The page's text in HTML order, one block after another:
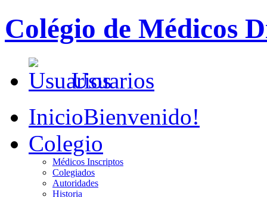
Colégio de Médicos
Usuarios
InicioBienvenido!
Colegio
Médicos Inscriptos
Colegiados
Autoridades
Historia